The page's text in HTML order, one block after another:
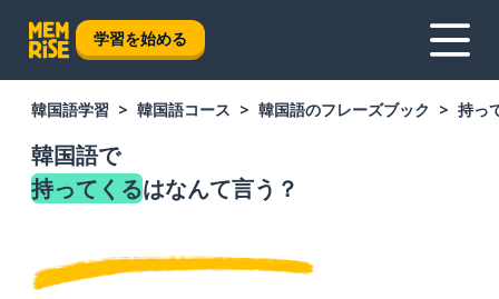
学習を始める
韓国語学習 韓国語コース 韓国語のフレーズブック 持っ
韓国語で
持ってくるはなんて言う？